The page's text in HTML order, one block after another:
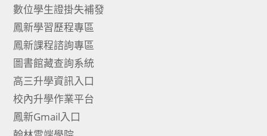
數位學生證掛失補發
鳳新學習歷程專區
鳳新課程諮詢專區
圖書館藏查詢系統
高三升學資訊入口
校內升學作業平台
鳳新Gmail入口